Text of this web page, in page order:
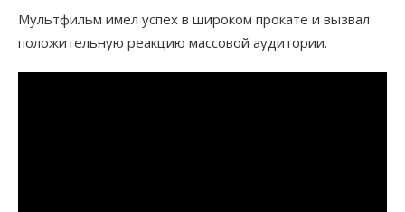
Мультфильм имел успех в широком прокате и вызвал
положительную реакцию массовой аудитории.